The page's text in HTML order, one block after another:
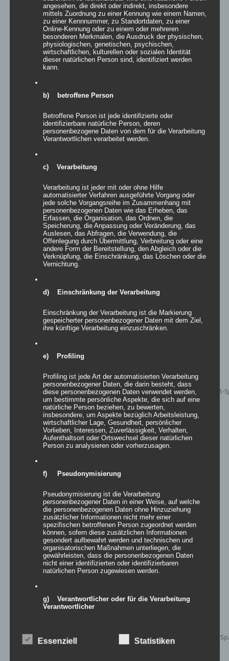
Details
zur Wunschliste
Mehrpunkt-Spannsegel Valencia
zur Wunschliste
Details
zur Wunschliste
angesehen, die direkt oder indirekt, insbesondere
mittels Zuordnung zu einer Kennung wie einem Namen,
zu einer Kennnummer, zu Standortdaten, zu einer
Online-Kennung oder zu einem oder mehreren
besonderen Merkmalen, die Ausdruck der physischen,
physiologischen, genetischen, psychischen,
wirtschaftlichen, kulturellen oder sozialen Identität
dieser natürlichen Person sind, identifiziert werden
kann.
b) betroffene Person
Betroffene Person ist jede identifizierte oder
identifizierbare natürliche Person, deren
personenbezogene Daten von dem für die Verarbeitung
Verantwortlichen verarbeitet werden.
c) Verarbeitung
Verarbeitung ist jeder mit oder ohne Hilfe
automatisierter Verfahren ausgeführte Vorgang oder
jede solche Vorgangsreihe im Zusammenhang mit
personenbezogenen Daten wie das Erheben, das
Erfassen, die Organisation, das Ordnen, die
Speicherung, die Anpassung oder Veränderung, das
Auslesen, das Abfragen, die Verwendung, die
Offenlegung durch Übermittlung, Verbreitung oder eine
andere Form der Bereitstellung, den Abgleich oder die
Verknüpfung, die Einschränkung, das Löschen oder die
Vernichtung.
d) Einschränkung der Verarbeitung
Einschränkung der Verarbeitung ist die Markierung
gespeicherter personenbezogener Daten mit dem Ziel,
ihre künftige Verarbeitung einzuschränken.
e) Profiling
Profiling ist jede Art der automatisierten Verarbeitung
personenbezogener Daten, die darin besteht, dass
diese personenbezogenen Daten verwendet werden,
um bestimmte persönliche Aspekte, die sich auf eine
natürliche Person beziehen, zu bewerten,
insbesondere, um Aspekte bezüglich Arbeitsleistung,
wirtschaftlicher Lage, Gesundheit, persönlicher
Vorlieben, Interessen, Zuverlässigkeit, Verhalten,
Aufenthaltsort oder Ortswechsel dieser natürlichen
Person zu analysieren oder vorherzusagen.
f) Pseudonymisierung
Pseudonymisierung ist die Verarbeitung
personenbezogener Daten in einer Weise, auf welche
die personenbezogenen Daten ohne Hinzuziehung
zusätzlicher Informationen nicht mehr einer
spezifischen betroffenen Person zugeordnet werden
können, sofern diese zusätzlichen Informationen
gesondert aufbewahrt werden und technischen und
organisatorischen Maßnahmen unterliegen, die
gewährleisten, dass die personenbezogenen Daten
nicht einer identifizierten oder identifizierbaren
natürlichen Person zugewiesen werden.
g) Verantwortlicher oder für die Verarbeitung
Verantwortlicher
Verantwortlicher ist die natürliche oder juristische
Person, Behörde, Einrichtung oder andere Stelle, die
Essenziell Statistiken